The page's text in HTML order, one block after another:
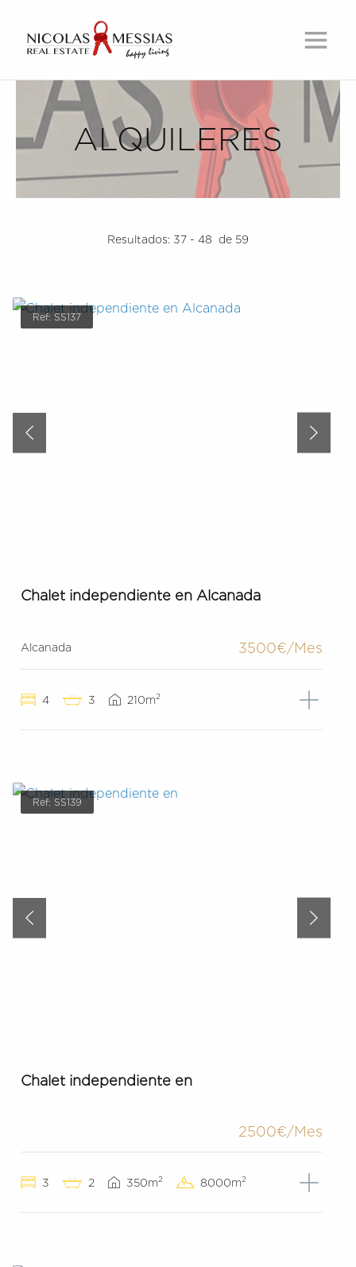
ALQUILERES
Resultados: 37 - 48 de 59
Ref: SS137
Chalet independiente en Alcanada
Alcanada 3500€/Mes
4 3 210m2
Ref: SS139
Chalet independiente en
2500€/Mes
3 2 350m2 8000m2